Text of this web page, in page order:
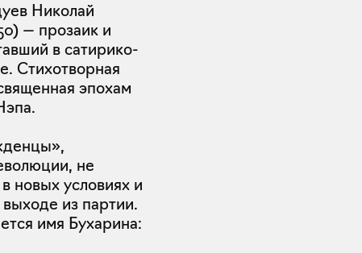
Николай
— прозаик и
в сатирико-
Стихотворная
эпохам
не
новых условиях и
из партии.
имя Бухарина: